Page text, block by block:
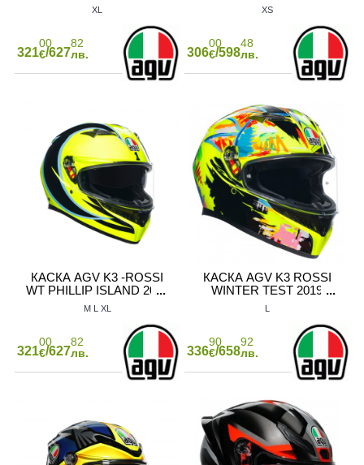
XL
321
00
€/627
82
лв.
XS
306
00
€/598
48
лв.
КАСКА AGV K3 -ROSSI
WT PHILLIP ISLAND 2005
M L XL
321
00
€/627
82
лв.
КАСКА AGV K3 ROSSI
WINTER TEST 2019
L
336
90
€/658
92
лв.